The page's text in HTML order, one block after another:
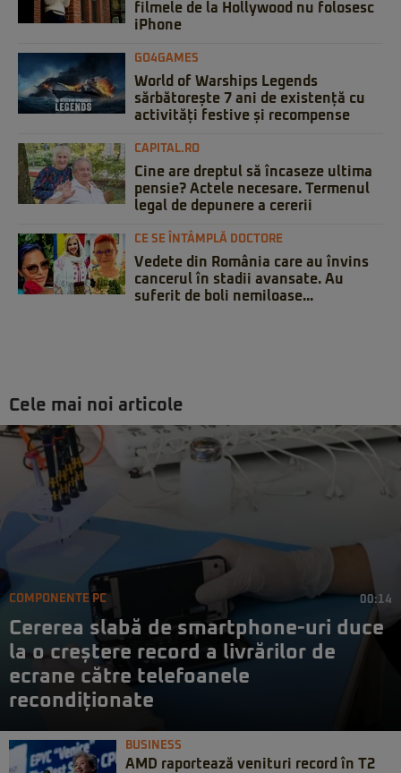
filmele de la Hollywood nu folosesc
iPhone
GO4GAMES
World of Warships Legends
sărbătorește 7 ani de existență cu
activități festive și recompense
CAPITAL.RO
Cine are dreptul să încaseze ultima
pensie? Actele necesare. Termenul
legal de depunere a cererii
CE SE ÎNTÂMPLĂ DOCTORE
Vedete din România care au învins
cancerul în stadii avansate. Au
suferit de boli nemiloase...
Cele mai noi articole
COMPONENTE PC 00:14
Cererea slabă de smartphone-uri duce
la o creștere record a livrărilor de
ecrane către telefoanele
recondiționate
BUSINESS
AMD raportează venituri record în T2